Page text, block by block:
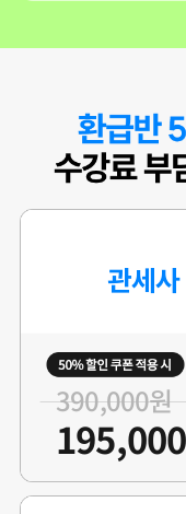
지 인강 시
시험준비 중이시거나,
그동안 방랑유목민으로
해커스라면 공부
환급반 신청하면 2차 기
환급반뿐만
5개년 기출문제도 풀이
해커스관세사에
관세
390,000원